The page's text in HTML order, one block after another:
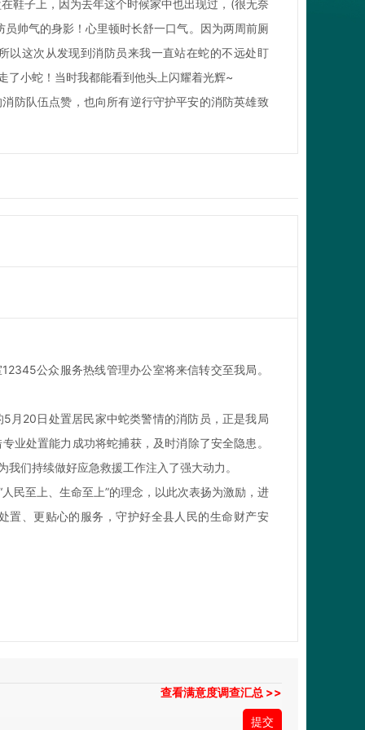
鞋子上，因为去年这个时候家中也出现过，(很无奈
帅气的身影！心里顿时长舒一口气。因为两周前厕
以这次从发现到消防员来我一直站在蛇的不远处盯
了小蛇！当时我都能看到他头上闪耀着光辉~
防队伍点赞，也向所有逆行守护平安的消防英雄致
公众服务热线管理办公室将来信转交至我局。
20日处置居民家中蛇类警情的消防员，正是我局
业处置能力成功将蛇捕获，及时消除了安全隐患。
们持续做好应急救援工作注入了强大动力。
至上、生命至上”的理念，以此次表扬为激励，进
置、更贴心的服务，守护好全县人民的生命财产安
查看满意度调查汇总 >>